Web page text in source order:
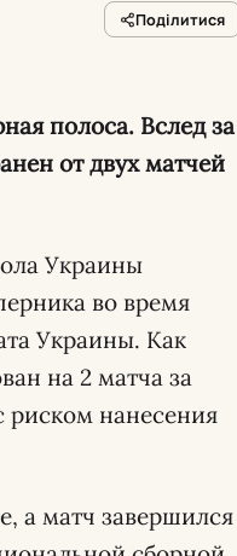
Поділитися
полоса. Вслед за
от двух матчей
Украины
во время
Украины. Как
на 2 матча за
риском нанесения
а матч завершился